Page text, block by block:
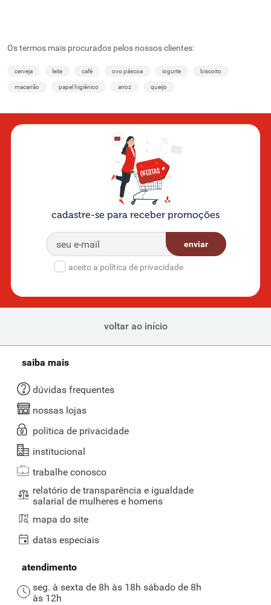
Os termos mais procurados pelos nossos clientes:
cerveja leite café ovo páscoa iogurte biscoito
macarrão papel higiênico arroz queijo
cadastre-se para receber promoções
enviar
aceito a política de privacidade
voltar ao início
saiba mais
dúvidas frequentes
nossas lojas
política de privacidade
institucional
trabalhe conosco
relatório de transparência e igualdade
salarial de mulheres e homens
mapa do site
datas especiais
atendimento
seg. à sexta de 8h às 18h sábado de 8h
às 12h